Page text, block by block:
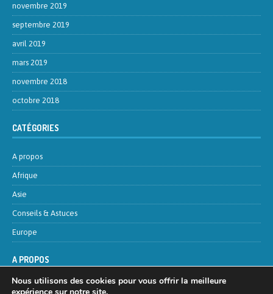
novembre 2019
septembre 2019
avril 2019
mars 2019
novembre 2018
octobre 2018
CATÉGORIES
A propos
Afrique
Asie
Conseils & Astuces
Europe
A PROPOS
Contactez-nous
Nous utilisons des cookies pour vous offrir la meilleure